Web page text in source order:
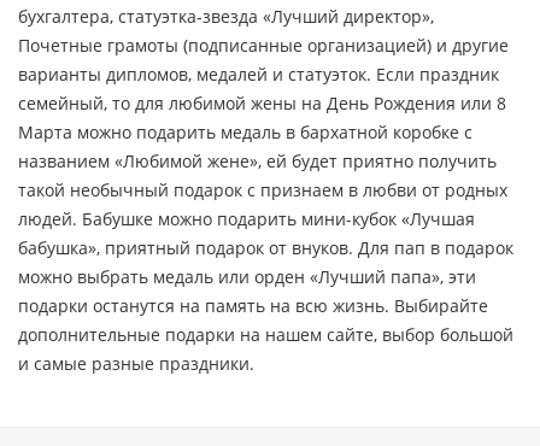
бухгалтера, статуэтка-звезда «Лучший директор»,
Почетные грамоты (подписанные организацией) и другие
варианты дипломов, медалей и статуэток. Если праздник
семейный, то для любимой жены на День Рождения или 8
Марта можно подарить медаль в бархатной коробке с
названием «Любимой жене», ей будет приятно получить
такой необычный подарок с признаем в любви от родных
людей. Бабушке можно подарить мини-кубок «Лучшая
бабушка», приятный подарок от внуков. Для пап в подарок
можно выбрать медаль или орден «Лучший папа», эти
подарки останутся на память на всю жизнь. Выбирайте
дополнительные подарки на нашем сайте, выбор большой
и самые разные праздники.